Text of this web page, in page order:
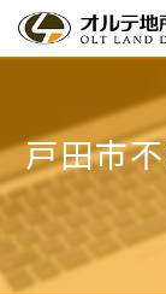
戸田市